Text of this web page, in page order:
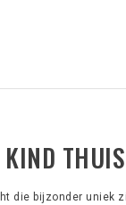
KIND
die bijzonder